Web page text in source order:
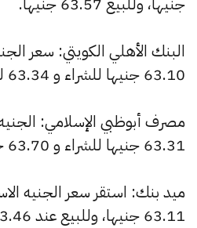
البنك الأهلي الكويتي: سعر
63.10 جنيها للشراء و 63.34 للبيع.
مصرف أبوظبي الإسلامي:
63.31 جنيها للشراء و 63.70 جنيها للبيع.
ميد بنك: استقر سعر الجنيه
63.11 جنيها، وللبيع عند 63.46 جنيها.